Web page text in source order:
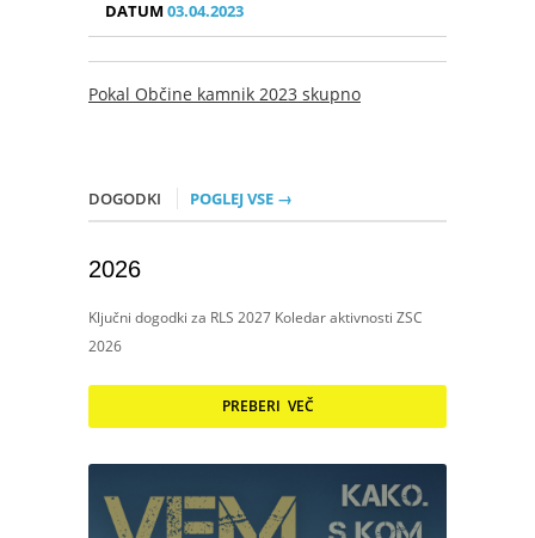
DATUM03.04.2023
Pokal Občine kamnik 2023 skupno
DOGODKI POGLEJ VSE →
2026
Ključni dogodki za RLS 2027 Koledar aktivnosti ZSC
2026
PREBERI VEČ